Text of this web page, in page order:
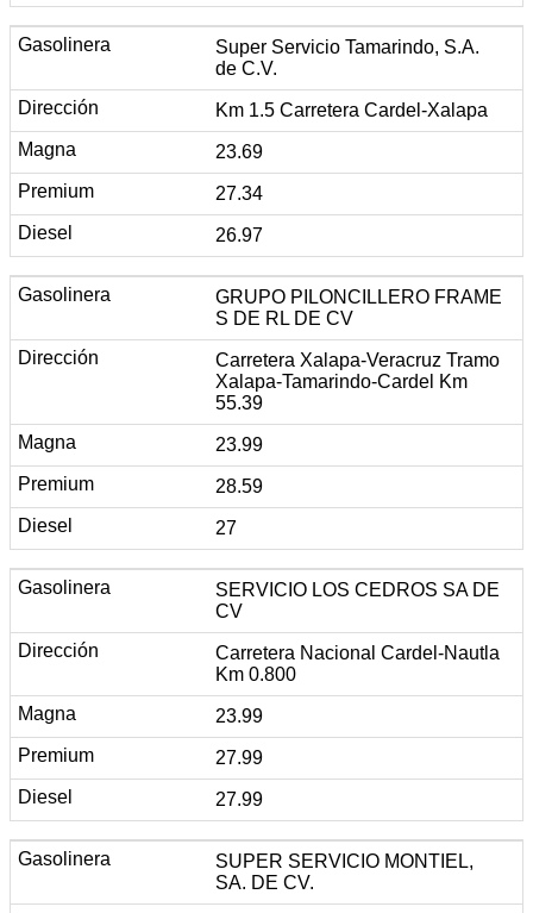
Super Servicio Tamarindo, S.A.
de C.V.
Km 1.5 Carretera Cardel-Xalapa
23.69
27.34
26.97
GRUPO PILONCILLERO FRAME
S DE RL DE CV
Carretera Xalapa-Veracruz Tramo
Xalapa-Tamarindo-Cardel Km
55.39
23.99
28.59
27
SERVICIO LOS CEDROS SA DE
CV
Carretera Nacional Cardel-Nautla
Km 0.800
23.99
27.99
27.99
SUPER SERVICIO MONTIEL,
SA. DE CV.